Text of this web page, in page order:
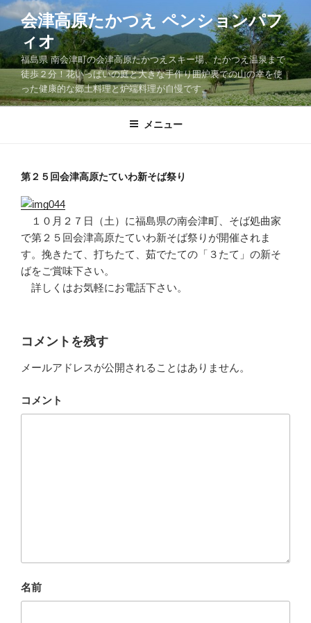
コ
ン
ツ
へ
ス
会津高原たかつえ ペンションパフ
ィオ
福島県 南会津町の会津高原たかつえスキー場、たかつえ温泉まで
徒歩２分！花いっぱいの庭と大きな手作り囲炉裏での山の幸を使
った健康的な郷土料理と炉端料理が自慢です。
メニュー
第２５回会津高原たていわ新そば祭り
１０月２７日（土）に福島県の南会津町、そば処曲家
で第２５回会津高原たていわ新そば祭りが開催されま
す。挽きたて、打ちたて、茹でたての「３たて」の新そ
ばをご賞味下さい。
詳しくはお気軽にお電話下さい。
コメントを残す
メールアドレスが公開されることはありません。
コメント
名前